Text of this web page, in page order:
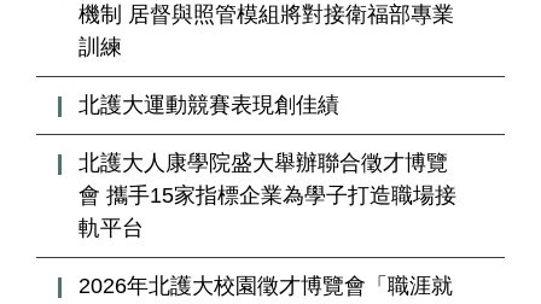
機制 居督與照管模組將對接衛福部專業
訓練
北護大運動競賽表現創佳績
北護大人康學院盛大舉辦聯合徵才博覽
會 攜手15家指標企業為學子打造職場接
軌平台
2026年北護大校園徵才博覽會「職涯就